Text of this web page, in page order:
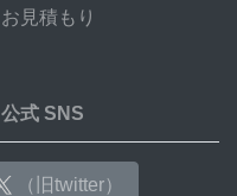
お見積もり
公式 SNS
（旧twitter）